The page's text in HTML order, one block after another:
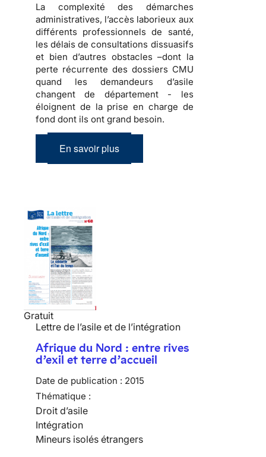
La complexité des démarches
administratives, l’accès laborieux aux
différents professionnels de santé,
les délais de consultations dissuasifs
et bien d’autres obstacles –dont la
perte récurrente des dossiers CMU
quand les demandeurs d’asile
changent de département - les
éloignent de la prise en charge de
fond dont ils ont grand besoin.
En savoir plus
Gratuit
Lettre de l’asile et de l’intégration
Afrique du Nord : entre rives
d’exil et terre d’accueil
Date de publication : 2015
Thématique :
Droit d’asile
Intégration
Mineurs isolés étrangers